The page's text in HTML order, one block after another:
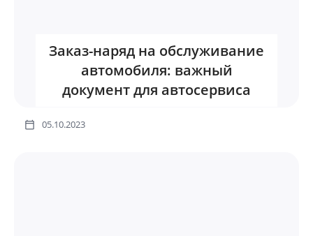
Заказ-наряд на обслуживание
автомобиля: важный
документ для автосервиса
05.10.2023